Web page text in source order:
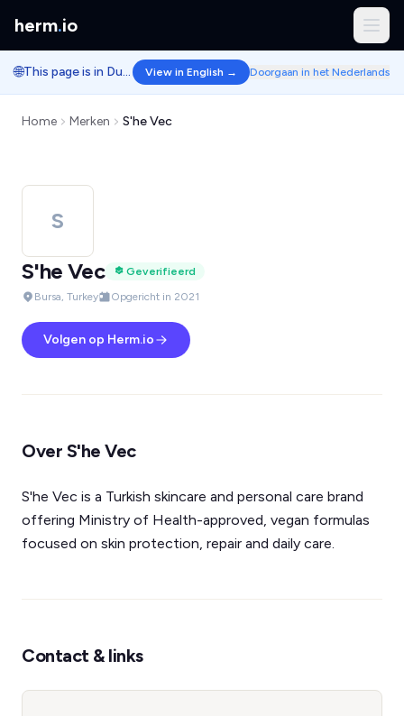
herm.io
🌐 This page is in Dutch. View in English → Doorgaan in het Nederlands
Home Merken S'he Vec
S
S'he Vec
Geverifieerd
Bursa, Turkey
Opgericht in 2021
Volgen op Herm.io
Over S'he Vec
S'he Vec is a Turkish skincare and personal care brand
offering Ministry of Health-approved, vegan formulas
focused on skin protection, repair and daily care.
Contact & links